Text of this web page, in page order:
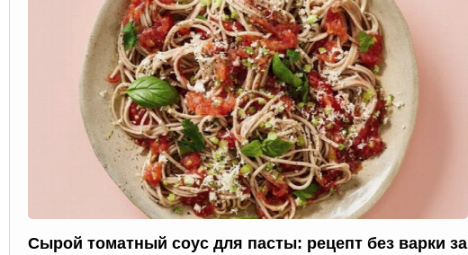
Сырой томатный соус для пасты: рецепт без варки за